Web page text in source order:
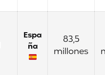
Espa
ña
83,5
millones